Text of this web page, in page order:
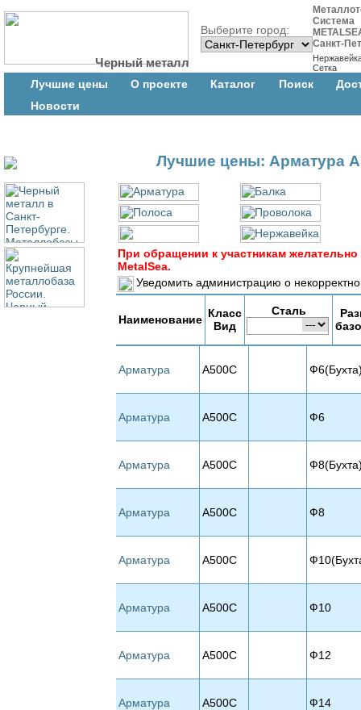
Черный металл
Выберите город:
Система
Санкт-
Сетка
Лучшие цены О проекте Каталог Поиск
Новости
Лучшие цены: Арматура
При обращении к участникам
MetalSea.
Уведомить администрацию о
Наименование Класс
Вид
Сталь
Арматура А500С
Арматура А500С Ф6
Арматура А500С
Арматура А500С Ф8
Арматура А500С
Арматура А500С Ф10
Арматура А500С Ф12
Арматура А500С Ф14